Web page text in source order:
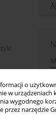
o
w urządzeniach
wygodnego
przez narzędzie
a